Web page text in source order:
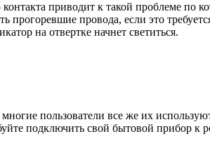
приводит к такой проблеме
провода, если это
на отвертке начнет светиться.
пользователи все же их
подключить свой бытовой прибор